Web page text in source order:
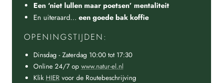
Een ‘niet lullen maar poetsen’ mentaliteit
En uiteraard… een goede bak koffie
OPENINGSTIJDEN:
Dinsdag - Zaterdag 10:00 tot 17:30
Online 24/7 op www.natur-el.nl
Klik HIER voor de Routebeschrijving